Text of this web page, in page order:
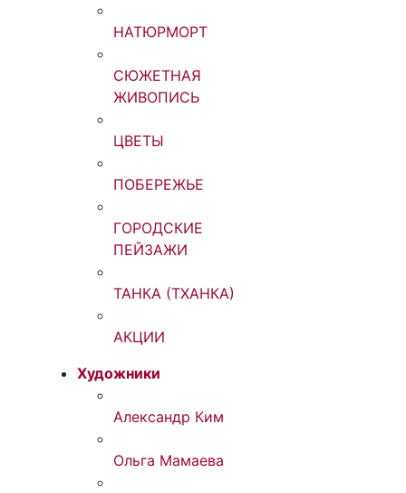
НАТЮРМОРТ
СЮЖЕТНАЯ
ЖИВОПИСЬ
ЦВЕТЫ
ПОБЕРЕЖЬЕ
ГОРОДСКИЕ
ПЕЙЗАЖИ
ТАНКА (ТХАНКА)
АКЦИИ
Художники
Александр Ким
Ольга Мамаева